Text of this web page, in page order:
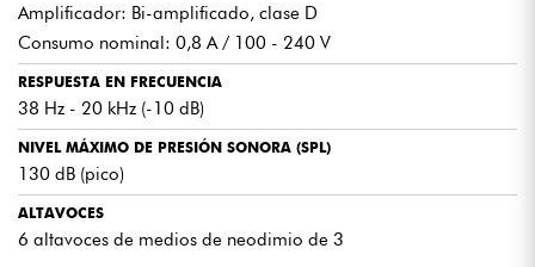
Amplificador: Bi-amplificado, clase D
Consumo nominal: 0,8 A / 100 - 240 V
RESPUESTA EN FRECUENCIA
38 Hz - 20 kHz (-10 dB)
NIVEL MÁXIMO DE PRESIÓN SONORA (SPL)
130 dB (pico)
ALTAVOCES
6 altavoces de medios de neodimio de 3